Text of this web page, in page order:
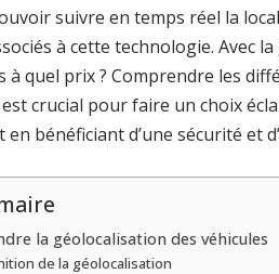
suivre en temps réel la
à cette technologie. Avec
à quel prix ? Comprendre les
crucial pour faire un choix
bénéficiant d’une sécurité et
la géolocalisation des véhicules
de la géolocalisation